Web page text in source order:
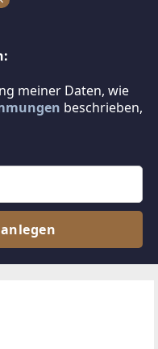
meiner Daten, wie
beschrieben,